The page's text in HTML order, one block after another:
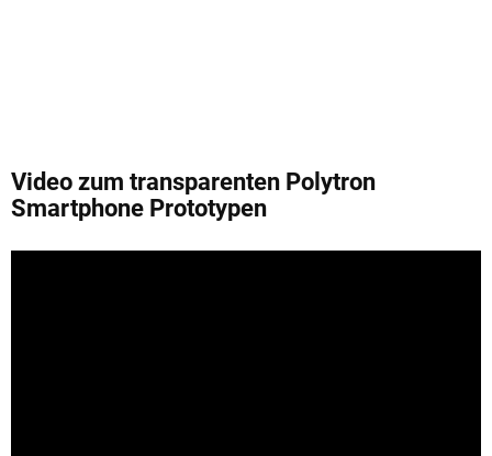
Video zum transparenten Polytron
Smartphone Prototypen